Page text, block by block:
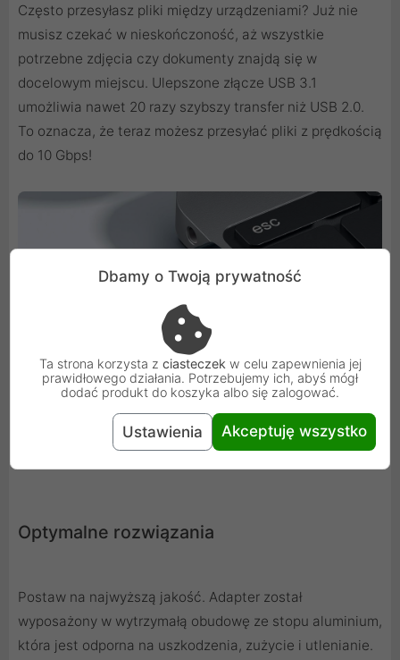
Często przesyłasz pliki między urządzeniami? Już nie
musisz czekać w nieskończoność, aż wszystkie
potrzebne zdjęcia czy dokumenty znajdą się w
docelowym miejscu. Ulepszone złącze USB 3.1
umożliwia nawet 20 razy szybszy transfer niż USB 2.0.
To oznacza, że teraz możesz przesyłać pliki z prędkością
do 10 Gbps!
Optymalne rozwiązania
Postaw na najwyższą jakość. Adapter został
wyposażony w wytrzymałą obudowę ze stopu aluminium,
która jest odporna na uszkodzenia, zużycie i utlenianie.
Dbamy o Twoją prywatność
Ta strona korzysta z ciasteczek w celu zapewnienia jej
prawidłowego działania. Potrzebujemy ich, abyś mógł
dodać produkt do koszyka albo się zalogować.
Ustawienia Akceptuję wszystko